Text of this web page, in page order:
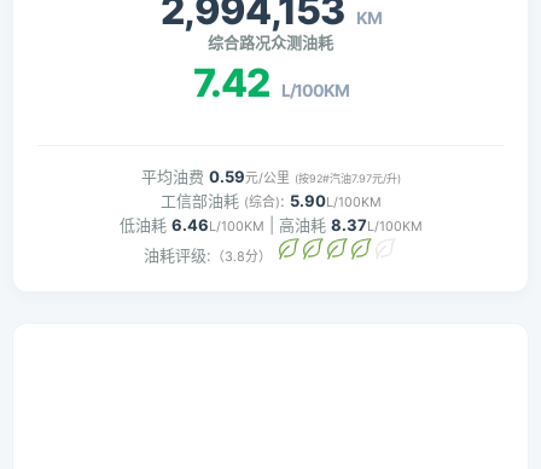
2,994,153 KM
综合路况众测油耗
7.42 L/100KM
平均油费 0.59元/公里 (按92#汽油7.97元/升)
工信部油耗 (综合): 5.90L/100KM
低油耗 6.46L/100KM | 高油耗 8.37L/100KM
油耗评级: （3.8分）